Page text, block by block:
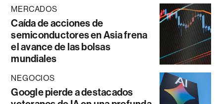
MERCADOS
Caída de acciones de
semiconductores en Asia frena
el avance de las bolsas
mundiales
NEGOCIOS
Google pierde a destacados